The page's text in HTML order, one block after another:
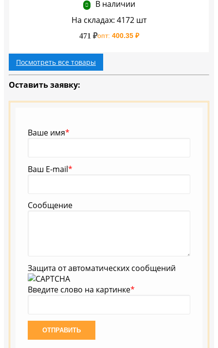
В наличии
На складах: 4172 шт
471 ₽опт: 400.35 ₽
Посмотреть все товары
Оставить заявку:
Ваше имя*
Ваш E-mail*
Сообщение
Защита от автоматических сообщений
Введите слово на картинке*